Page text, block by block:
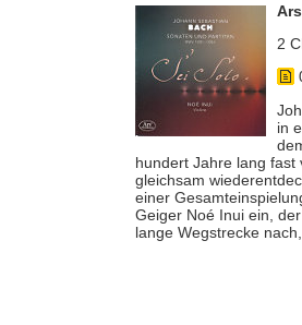
2
in
hundert Jahre lang
gleichsam
einer
Geiger Noé Inui ein,
lange Wegstrecke